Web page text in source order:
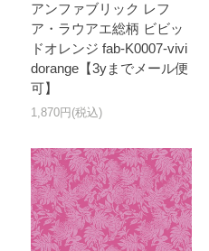
アンファブリック レフ
ア・ラウアエ総柄 ビビッ
ドオレンジ fab-K0007-vivi
dorange【3yまでメール便
可】
1,870円(税込)